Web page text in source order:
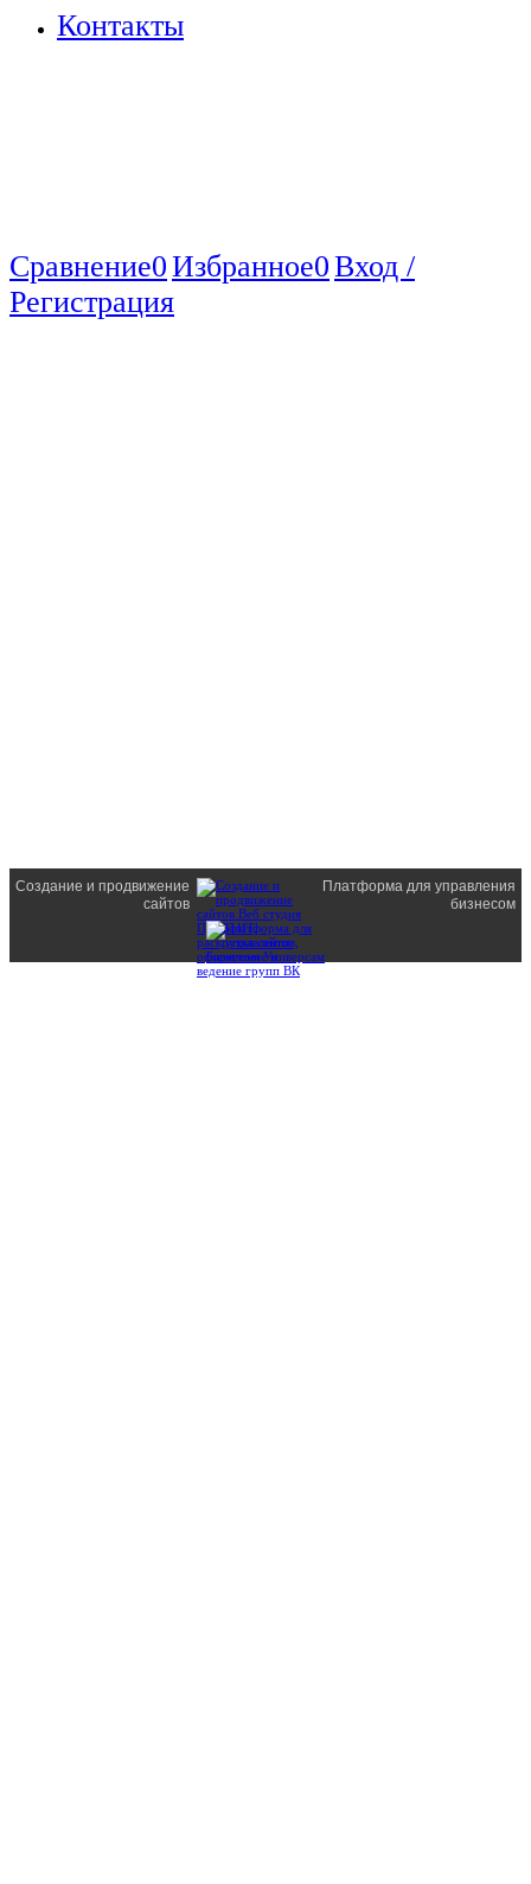
Контакты
Сравнение0Избранное0Вход /
Регистрация
Создание и продвижение
сайтов
Платформа для управления
бизнесом